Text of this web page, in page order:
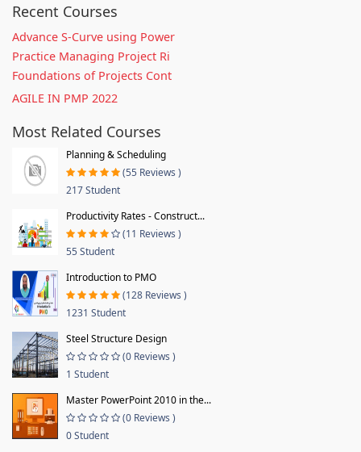
Recent Courses
Advance S-Curve using Power
Practice Managing Project Ri
Foundations of Projects Cont
AGILE IN PMP 2022
Most Related Courses
Planning & Scheduling
(55 Reviews )
217 Student
Productivity Rates - Construct...
(11 Reviews )
55 Student
Introduction to PMO
(128 Reviews )
1231 Student
Steel Structure Design
(0 Reviews )
1 Student
Master PowerPoint 2010 in the...
(0 Reviews )
0 Student